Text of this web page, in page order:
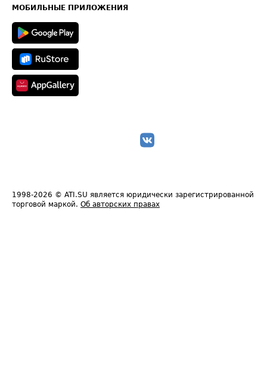
Техническая информация
МОБИЛЬНЫЕ ПРИЛОЖЕНИЯ
1998-2026 © ATI.SU является юридически зарегистрированной
торговой маркой. Об авторских правах